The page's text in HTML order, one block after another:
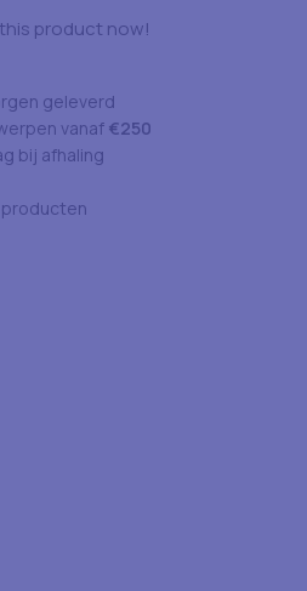
product now!
geleverd
vanaf €250
bij afhaling
producten